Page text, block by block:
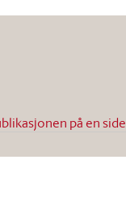
på en side